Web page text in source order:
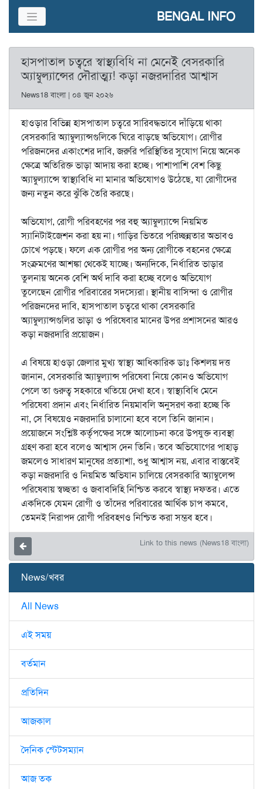
BENGAL INFO
হাসপাতাল চত্বরে স্বাস্থ্যবিধি না মেনেই বেসরকারি
অ্যাম্বুল্যান্সের দৌরাত্ম্য! কড়া নজরদারির আশ্বাস
News18 বাংলা | ০৪ জুন ২০২৬
হাওড়ার বিভিন্ন হাসপাতাল চত্বরে সারিবদ্ধভাবে দাঁড়িয়ে থাকা
বেসরকারি অ্যাম্বুল্যান্সগুলিকে ঘিরে বাড়ছে অভিযোগ। রোগীর
পরিজনদের একাংশের দাবি, জরুরি পরিস্থিতির সুযোগ নিয়ে অনেক
ক্ষেত্রে অতিরিক্ত ভাড়া আদায় করা হচ্ছে। পাশাপাশি বেশ কিছু
অ্যাম্বুল্যান্সে স্বাস্থ্যবিধি না মানার অভিযোগও উঠেছে, যা রোগীদের
জন্য নতুন করে ঝুঁকি তৈরি করছে।
অভিযোগ, রোগী পরিবহণের পর বহু অ্যাম্বুল্যান্সে নিয়মিত
স্যানিটাইজেশন করা হয় না। গাড়ির ভিতরে পরিচ্ছন্নতার অভাবও
চোখে পড়ছে। ফলে এক রোগীর পর অন্য রোগীকে বহনের ক্ষেত্রে
সংক্রমণের আশঙ্কা থেকেই যাচ্ছে। অন্যদিকে, নির্ধারিত ভাড়ার
তুলনায় অনেক বেশি অর্থ দাবি করা হচ্ছে বলেও অভিযোগ
তুলেছেন রোগীর পরিবারের সদস্যেরা। স্থানীয় বাসিন্দা ও রোগীর
পরিজনদের দাবি, হাসপাতাল চত্বরে থাকা বেসরকারি
অ্যাম্বুল্যান্সগুলির ভাড়া ও পরিষেবার মানের উপর প্রশাসনের আরও
কড়া নজরদারি প্রয়োজন।
এ বিষয়ে হাওড়া জেলার মুখ্য স্বাস্থ্য আধিকারিক ডাঃ কিশলয় দত্ত
জানান, বেসরকারি অ্যাম্বুল্যান্স পরিষেবা নিয়ে কোনও অভিযোগ
পেলে তা গুরুত্ব সহকারে খতিয়ে দেখা হবে। স্বাস্থ্যবিধি মেনে
পরিষেবা প্রদান এবং নির্ধারিত নিয়মাবলি অনুসরণ করা হচ্ছে কি
না, সে বিষয়েও নজরদারি চালানো হবে বলে তিনি জানান।
প্রয়োজনে সংশ্লিষ্ট কর্তৃপক্ষের সঙ্গে আলোচনা করে উপযুক্ত ব্যবস্থা
গ্রহণ করা হবে বলেও আশ্বাস দেন তিনি। তবে অভিযোগের পাহাড়
জমলেও সাধারণ মানুষের প্রত্যাশা, শুধু আশ্বাস নয়, এবার বাস্তবেই
কড়া নজরদারি ও নিয়মিত অভিযান চালিয়ে বেসরকারি অ্যাম্বুলেন্স
পরিষেবায় স্বচ্ছতা ও জবাবদিহি নিশ্চিত করবে স্বাস্থ্য দফতর। এতে
একদিকে যেমন রোগী ও তাঁদের পরিবারের আর্থিক চাপ কমবে,
তেমনই নিরাপদ রোগী পরিবহণও নিশ্চিত করা সম্ভব হবে।
Link to this news (News18 বাংলা)
News/খবর
All News
এই সময়
বর্তমান
প্রতিদিন
আজকাল
দৈনিক স্টেটসম্যান
আজ তক